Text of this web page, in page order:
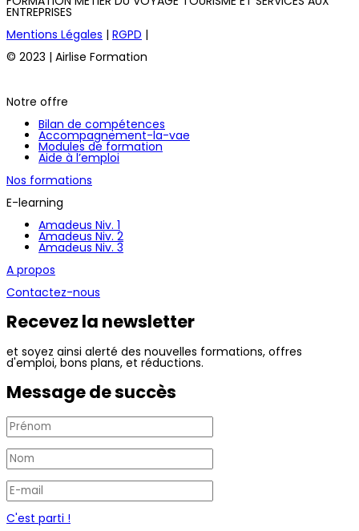
ENTREPRISES
Mentions Légales | RGPD |
© 2023 | Airlise Formation
Notre offre
Bilan de compétences
Accompagnement-la-vae
Modules de formation
Aide à l’emploi
Nos formations
E-learning
Amadeus Niv. 1
Amadeus Niv. 2
Amadeus Niv. 3
A propos
Contactez-nous
Recevez la newsletter
et soyez ainsi alerté des nouvelles formations, offres
d'emploi, bons plans, et réductions.
Message de succès
C'est parti !